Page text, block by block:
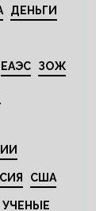
ДЕНЬГИ
ЕАЭС ЗОЖ
США
УЧЕНЫЕ